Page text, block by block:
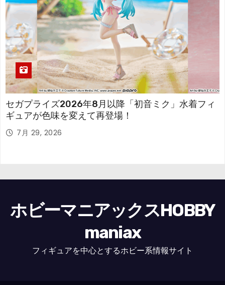
セガプライズ2026年8月以降「初音ミク」水着フィ
ギュアが色味を変えて再登場！
7月 29, 2026
ホビーマニアックスHOBBY
maniax
フィギュアを中心とするホビー系情報サイト